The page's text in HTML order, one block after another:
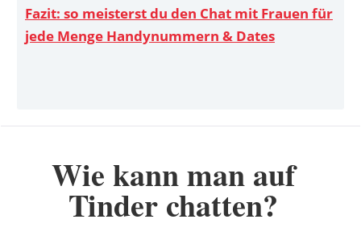
Fazit: so meisterst du den Chat mit Frauen für
jede Menge Handynummern & Dates
Wie kann man auf
Tinder chatten?